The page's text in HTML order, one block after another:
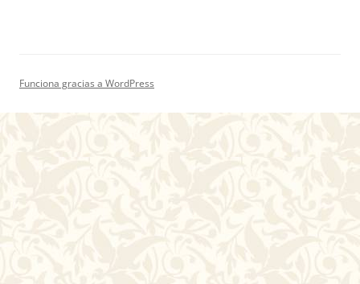
Funciona gracias a WordPress